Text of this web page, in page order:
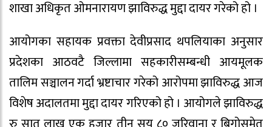
शाखा अधिकृत ओमनारायण झाविरुद्ध मुद्दा दायर गरेको हो ।
आयोगका सहायक प्रवक्ता देवीप्रसाद थपलियाका अनुसार
प्रदेशका आठवटै जिल्लामा सहकारीसम्बन्धी आयमूलक
तालिम सञ्चालन गर्दा भ्रष्टाचार गरेको आरोपमा झाविरुद्ध आज
विशेष अदालतमा मुद्दा दायर गरिएको हो । आयोगले झाविरुद्ध